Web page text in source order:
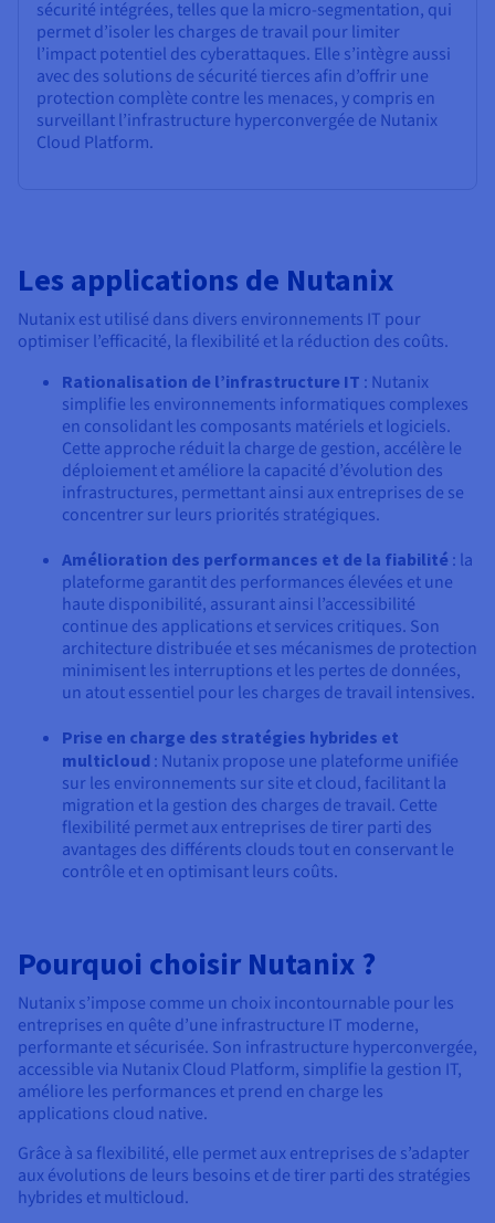
sécurité intégrées, telles que la micro-segmentation, qui
permet d’isoler les charges de travail pour limiter
l’impact potentiel des cyberattaques. Elle s’intègre aussi
avec des solutions de sécurité tierces afin d’offrir une
protection complète contre les menaces, y compris en
surveillant l’infrastructure hyperconvergée de Nutanix
Cloud Platform.
Les applications de Nutanix
Nutanix est utilisé dans divers environnements IT pour
optimiser l’efficacité, la flexibilité et la réduction des coûts.
Rationalisation de l’infrastructure IT : Nutanix
simplifie les environnements informatiques complexes
en consolidant les composants matériels et logiciels.
Cette approche réduit la charge de gestion, accélère le
déploiement et améliore la capacité d’évolution des
infrastructures, permettant ainsi aux entreprises de se
concentrer sur leurs priorités stratégiques.
Amélioration des performances et de la fiabilité : la
plateforme garantit des performances élevées et une
haute disponibilité, assurant ainsi l’accessibilité
continue des applications et services critiques. Son
architecture distribuée et ses mécanismes de protection
minimisent les interruptions et les pertes de données,
un atout essentiel pour les charges de travail intensives.
Prise en charge des stratégies hybrides et
multicloud : Nutanix propose une plateforme unifiée
sur les environnements sur site et cloud, facilitant la
migration et la gestion des charges de travail. Cette
flexibilité permet aux entreprises de tirer parti des
avantages des différents clouds tout en conservant le
contrôle et en optimisant leurs coûts.
Pourquoi choisir Nutanix ?
Nutanix s’impose comme un choix incontournable pour les
entreprises en quête d’une infrastructure IT moderne,
performante et sécurisée. Son infrastructure hyperconvergée,
accessible via Nutanix Cloud Platform, simplifie la gestion IT,
améliore les performances et prend en charge les
applications cloud native.
Grâce à sa flexibilité, elle permet aux entreprises de s’adapter
aux évolutions de leurs besoins et de tirer parti des stratégies
hybrides et multicloud.